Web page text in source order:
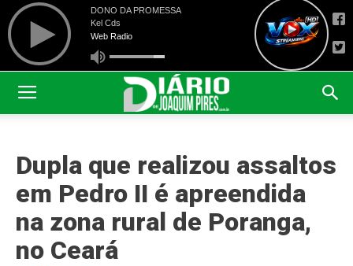
Dupla que realizou assaltos
em Pedro II é apreendida
na zona rural de Poranga,
no Ceará